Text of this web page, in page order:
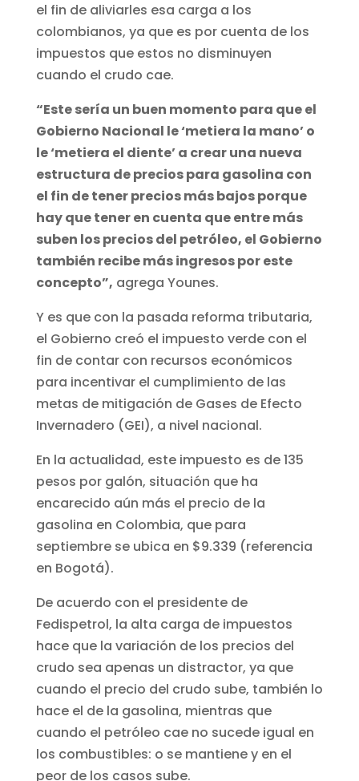
el fin de aliviarles esa carga a los
colombianos, ya que es por cuenta de los
impuestos que estos no disminuyen
cuando el crudo cae.
“Este sería un buen momento para que el
Gobierno Nacional le ‘metiera la mano’ o
le ‘metiera el diente’ a crear una nueva
estructura de precios para gasolina con
el fin de tener precios más bajos porque
hay que tener en cuenta que entre más
suben los precios del petróleo, el Gobierno
también recibe más ingresos por este
concepto”, agrega Younes.
Y es que con la pasada reforma tributaria,
el Gobierno creó el impuesto verde con el
fin de contar con recursos económicos
para incentivar el cumplimiento de las
metas de mitigación de Gases de Efecto
Invernadero (GEI), a nivel nacional.
En la actualidad, este impuesto es de 135
pesos por galón, situación que ha
encarecido aún más el precio de la
gasolina en Colombia, que para
septiembre se ubica en $9.339 (referencia
en Bogotá).
De acuerdo con el presidente de
Fedispetrol, la alta carga de impuestos
hace que la variación de los precios del
crudo sea apenas un distractor, ya que
cuando el precio del crudo sube, también lo
hace el de la gasolina, mientras que
cuando el petróleo cae no sucede igual en
los combustibles: o se mantiene y en el
peor de los casos sube.